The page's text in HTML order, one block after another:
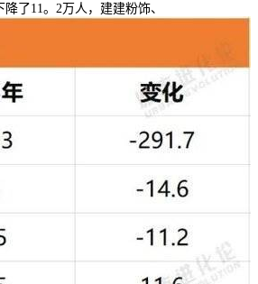
了11。2万人，建建粉饰、